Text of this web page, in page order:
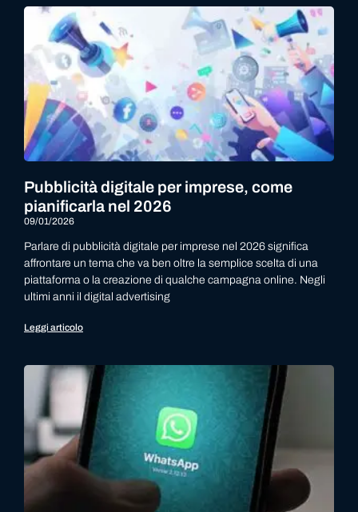
Pubblicità digitale per imprese, come
pianificarla nel 2026
09/01/2026
Parlare di pubblicità digitale per imprese nel 2026 significa
affrontare un tema che va ben oltre la semplice scelta di una
piattaforma o la creazione di qualche campagna online. Negli
ultimi anni il digital advertising
Leggi articolo